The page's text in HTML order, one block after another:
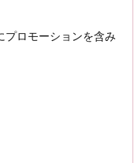
プロモーションを含み